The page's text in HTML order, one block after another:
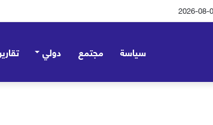
سياسة مجتمع دولي تقارير